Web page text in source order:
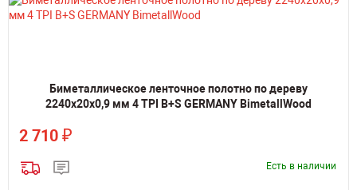
Биметаллическое ленточное полотно по дереву
2240х20х0,9 мм 4 TPI B+S GERMANY BimetallWood
2 710 ₽
Есть в наличии